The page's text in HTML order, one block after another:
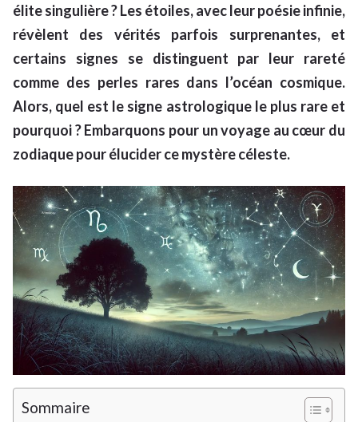
élite singulière ? Les étoiles, avec leur poésie infinie,
révèlent des vérités parfois surprenantes, et
certains signes se distinguent par leur rareté
comme des perles rares dans l’océan cosmique.
Alors, quel est le signe astrologique le plus rare et
pourquoi ? Embarquons pour un voyage au cœur du
zodiaque pour élucider ce mystère céleste.
Sommaire